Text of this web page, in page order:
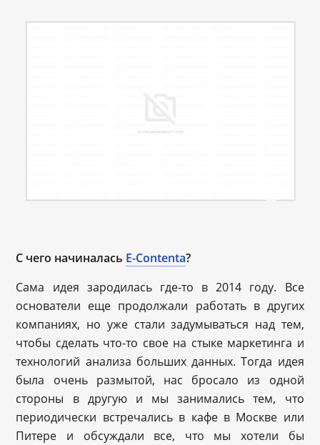
С чего начиналась E-Contenta?
Сама идея зародилась где-то в 2014 году. Все
основатели еще продолжали работать в других
компаниях, но уже стали задумываться над тем,
чтобы сделать что-то свое на стыке маркетинга и
технологий анализа больших данных. Тогда идея
была очень размытой, нас бросало из одной
стороны в другую и мы занимались тем, что
периодически встречались в кафе в Москве или
Питере и обсуждали все, что мы хотели бы